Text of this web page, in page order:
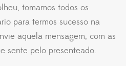
tomamos todos os
para termos sucesso na
aquela mensagem, com as
sente pelo presenteado.